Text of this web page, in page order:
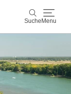
Suche Menu
Suche